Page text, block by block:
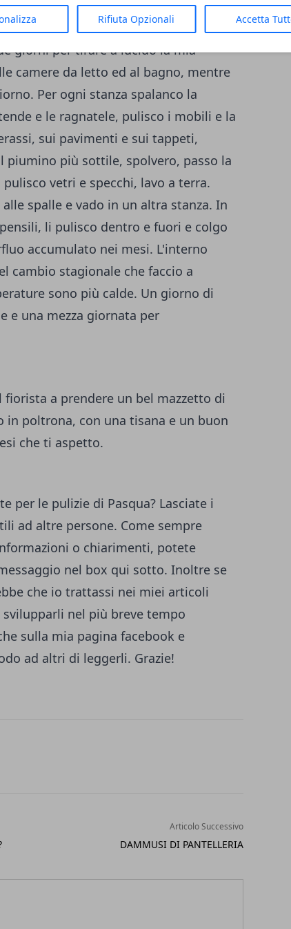
Rifiuta Opzionali Accetta
giorni per tirare a lucido la mia
camere da letto ed al bagno, mentre
Per ogni stanza spalanco la
e le ragnatele, pulisco i mobili e la
sui pavimenti e sui tappeti,
più sottile, spolvero, passo la
vetri e specchi, lavo a terra.
spalle e vado in un altra stanza. In
li pulisco dentro e fuori e colgo
accumulato nei mesi. L'interno
cambio stagionale che faccio a
sono più calde. Un giorno di
e una mezza giornata per
a prendere un bel mazzetto di
poltrona, con una tisana e un buon
che ti aspetto.
per le pulizie di Pasqua? Lasciate i
ad altre persone. Come sempre
o chiarimenti, potete
nel box qui sotto. Inoltre se
che io trattassi nei miei articoli
nel più breve tempo
sulla mia pagina facebook e
ad altri di leggerli. Grazie!
Articolo Successivo
DAMMUSI DI PANTELLERIA